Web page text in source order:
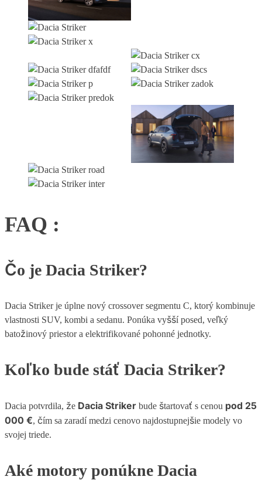
FAQ :
Čo je Dacia Striker?
Dacia Striker je úplne nový crossover segmentu C, ktorý kombinuje
vlastnosti SUV, kombi a sedanu. Ponúka vyšší posed, veľký
batožinový priestor a elektrifikované pohonné jednotky.
Koľko bude stáť Dacia Striker?
Dacia potvrdila, že Dacia Striker bude štartovať s cenou pod 25
000 €, čím sa zaradí medzi cenovo najdostupnejšie modely vo
svojej triede.
Aké motory ponúkne Dacia